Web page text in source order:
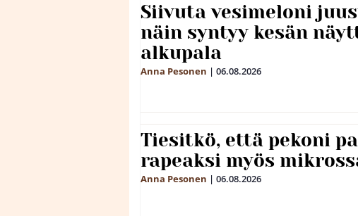
Siivuta vesimeloni
näin syntyy kesän
alkupala
Anna Pesonen | 06.08.2026
Tiesitkö, että pekoni
rapeaksi myös
Anna Pesonen | 06.08.2026